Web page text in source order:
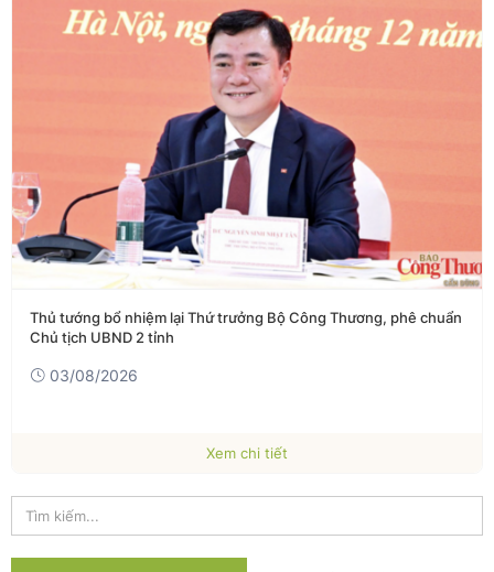
Thủ tướng bổ nhiệm lại Thứ trưởng Bộ Công Thương, phê chuẩn
Chủ tịch UBND 2 tỉnh
03/08/2026
Xem chi tiết